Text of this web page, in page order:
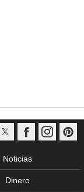
Noticias
Dinero